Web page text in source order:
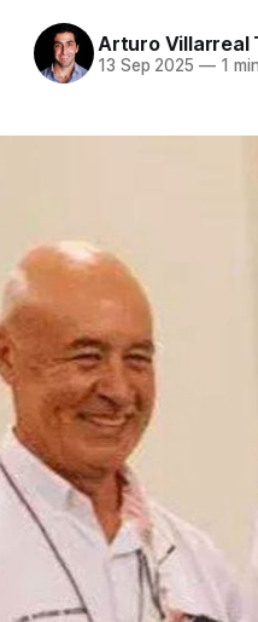
Arturo Villarreal
13 Sep 2025 —1